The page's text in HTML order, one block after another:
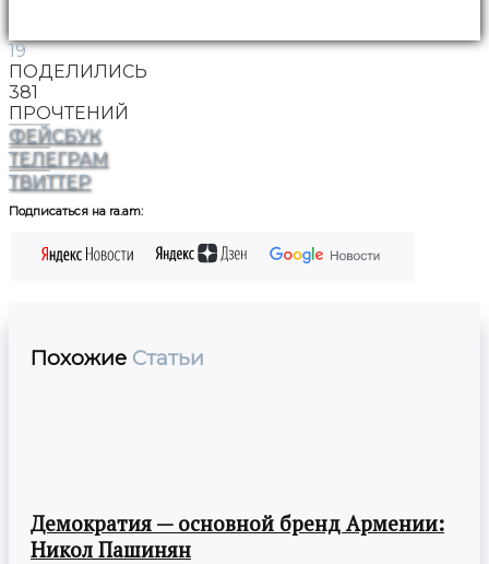
19
ПОДЕЛИЛИСЬ
381
ПРОЧТЕНИЙ
ФЕЙСБУК
ТЕЛЕГРАМ
ТВИТТЕР
Подписаться на ra.am:
Похожие Статьи
Демократия — основной бренд Армении:
Никол Пашинян